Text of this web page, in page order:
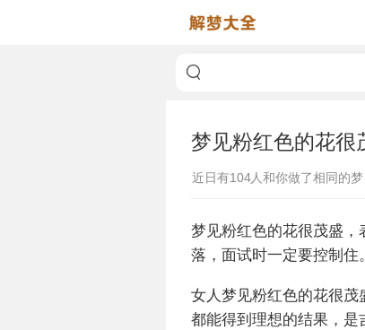
梦见粉红色的花很
近日有104人和你做了相同的梦
梦见粉红色的花很茂盛
落，面试时一定要控制住
女人梦见粉红色的花很茂
都能得到理想的结果，是